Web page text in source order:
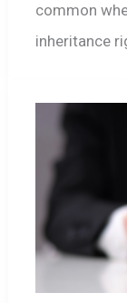
common
inheritance